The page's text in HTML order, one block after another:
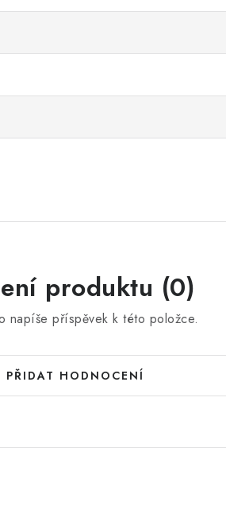
produktu (0)
napíše příspěvek k této položce.
PŘIDAT HODNOCENÍ